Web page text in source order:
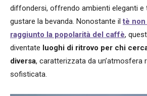
diffondersi, offrendo ambienti eleganti e
gustare la bevanda. Nonostante iltè non
raggiunto la popolarità del caffè,
diventate luoghi di ritrovo per chi
diversa, caratterizzata da un’atmosfera
sofisticata.